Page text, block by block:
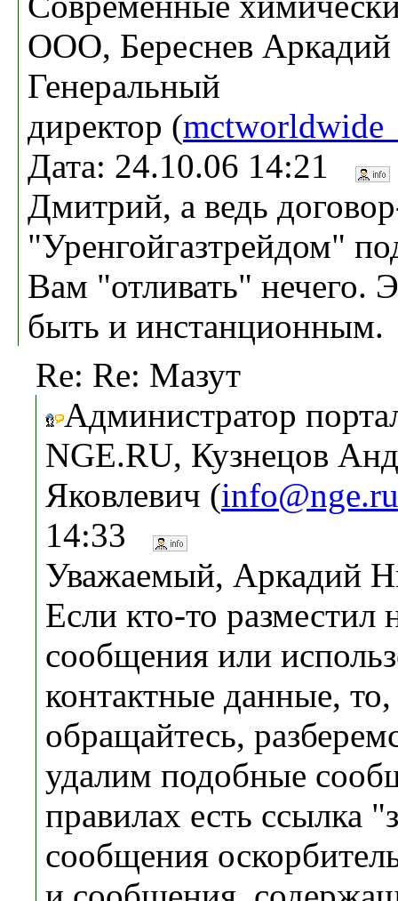
ООО, Береснев Аркадий
Генеральный
директор (
Дата: 24.10.06 14:21
Дмитрий, а ведь
"Уренгойгазтрейдом"
Вам "отливать" нечего.
быть и инстанционным.
Re: Re: Мазут
Администратор
NGE.RU, Кузнецов
Яковлевич (info@nge.ru
14:33
Уважаемый, Аркадий
Если кто-то
сообщения или
контактные данные,
обращайтесь,
удалим подобные
правилах есть ссылка
сообщения